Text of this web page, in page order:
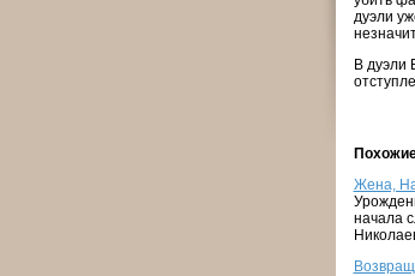
дуэли
В дуэли
Жена,
начала